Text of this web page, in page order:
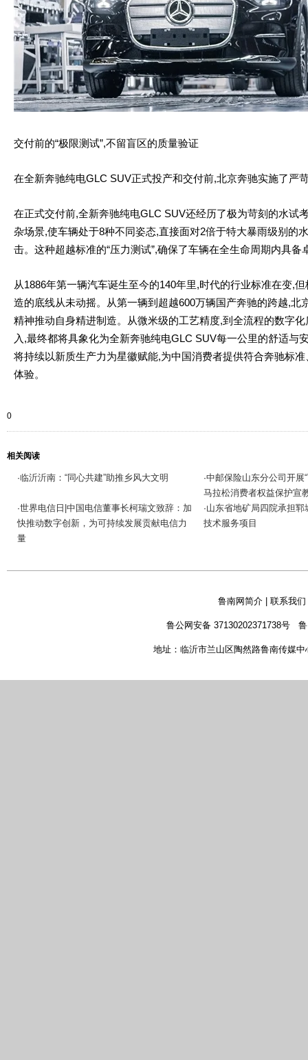
交付前的“极限测试”,不留盲区的质量验证
在全新奔驰纯电GLC SUV正式投产和交付前,北京奔驰实施了严
在正式交付前,全新奔驰纯电GLC SUV还经历了极为苛刻的水试
杂场景,使车辆处于8种不同姿态,直接面对2倍于特大暴雨级别的
击。这种超越标准的“压力测试”,确保了车辆在全生命周期内具备
从1886年第一辆汽车诞生至今的140年里,时代的行业标准在变,
造的底线从未动摇。从第一辆到超越600万辆国产奔驰的跨越,北
精神推动自身精进制造。从微米级的工艺精度,到全流程的数字
入,最终都将具象化为全新奔驰纯电GLC SUV每一公里的舒适与
将持续以新质生产力为星徽赋能,为中国消费者提供符合奔驰标
体验。
0
相关阅读
·临沂沂南：“同心共建”助推乡风大文明 ·中邮保险山东分公司开展
马拉松消费者权益保护宣
·世界电信日|中国电信董事长柯瑞文致辞：加
快推动数字创新，为可持续发展贡献电信力
量
·山东省地矿局四院承担
技术服务项目
鲁南网简介| 联系我们
鲁公网安备 37130202371738号
地址：临沂市兰山区陶然路鲁南传媒